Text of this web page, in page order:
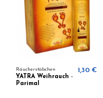
Räucherstäbchen
YATRA Weihrauch -
Parimal
1,30 €